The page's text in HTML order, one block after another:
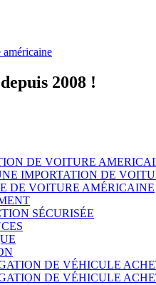
2008 !
DE VOITURE
IMPORTATION DE
DE VOITURE AMÉRICAINE
SÉCURISÉE
DE VÉHICULE
DE VÉHICULE